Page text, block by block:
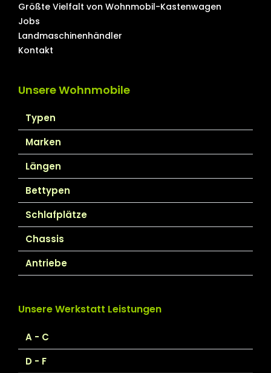
Größte Vielfalt von Wohnmobil-Kastenwagen
Jobs
Landmaschinenhändler
Kontakt
Unsere Wohnmobile
Typen
Marken
Längen
Bettypen
Schlafplätze
Chassis
Antriebe
Unsere Werkstatt Leistungen
A - C
D - F